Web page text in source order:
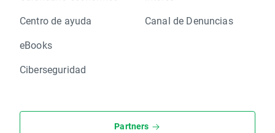
Centro de ayuda
eBooks
Ciberseguridad
Canal de Denuncias
Partners